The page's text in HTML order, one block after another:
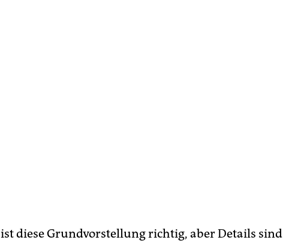
diese Grundvorstellung richtig, aber Details sind